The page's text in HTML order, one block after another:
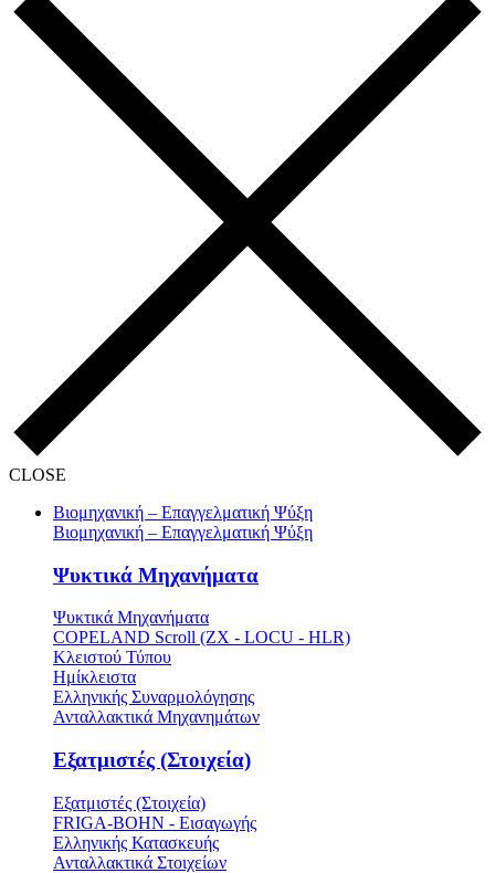
CLOSE
Βιομηχανική – Επαγγελματική Ψύξη
Βιομηχανική – Επαγγελματική Ψύξη
Ψυκτικά Μηχανήματα
Ψυκτικά Μηχανήματα
COPELAND Scroll (ZX - LOCU - HLR)
Κλειστού Τύπου
Ημίκλειστα
Ελληνικής Συναρμολόγησης
Ανταλλακτικά Μηχανημάτων
Εξατμιστές (Στοιχεία)
Εξατμιστές (Στοιχεία)
FRIGA-BOHN - Εισαγωγής
Ελληνικής Κατασκευής
Ανταλλακτικά Στοιχείων